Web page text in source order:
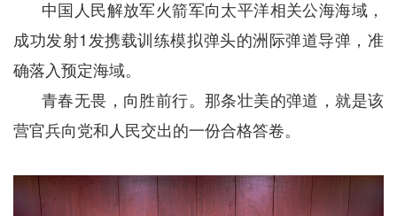
中国人民解放军火箭军向太平洋相关公海海域，
成功发射1 发携载训练模拟弹头的洲际弹道导弹，准
确落入预定海域。
青春无畏，向胜前行。那条壮美的弹道，就是该
营官兵向党和人民交出的一份合格答卷。